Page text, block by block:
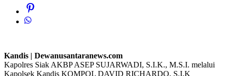
Kandis | Dewanusantaranews.com
Kapolres Siak AKBP ASEP SUJARWADI, S.I.K., M.S.I. melalui
Kapolsek Kandis KOMPOL DAVID RICHARDO, S.I.K